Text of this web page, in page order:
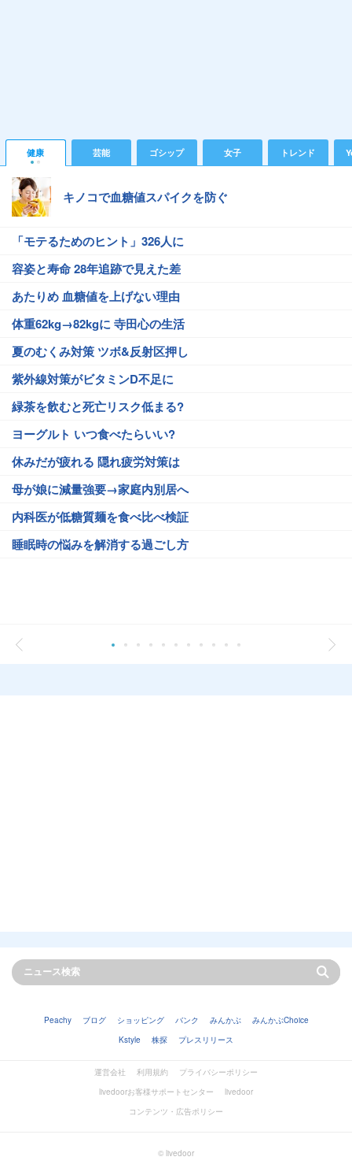
健康 芸能 ゴシップ 女子 トレンド
キノコで血糖値スパイクを防ぐ
「モテるためのヒント」326人に
容姿と寿命 28年追跡で見えた差
あたりめ 血糖値を上げない理由
体重62kg→82kgに 寺田心の生活
夏のむくみ対策 ツボ&反射区押し
紫外線対策がビタミンD不足に
緑茶を飲むと死亡リスク低まる?
ヨーグルト いつ食べたらいい?
休みだが疲れる 隠れ疲労対策は
母が娘に減量強要→家庭内別居へ
内科医が低糖質麺を食べ比べ検証
睡眠時の悩みを解消する過ごし方
Peachy ブログ ショッピング バンク みんかぶ
みんかぶChoice
Kstyle
株探 プレスリリース
運営会社 利用規約
プライバシーポリシー
livedoorお客様サポートセンター
livedoor
コンテンツ・広告ポリシー
© livedoor